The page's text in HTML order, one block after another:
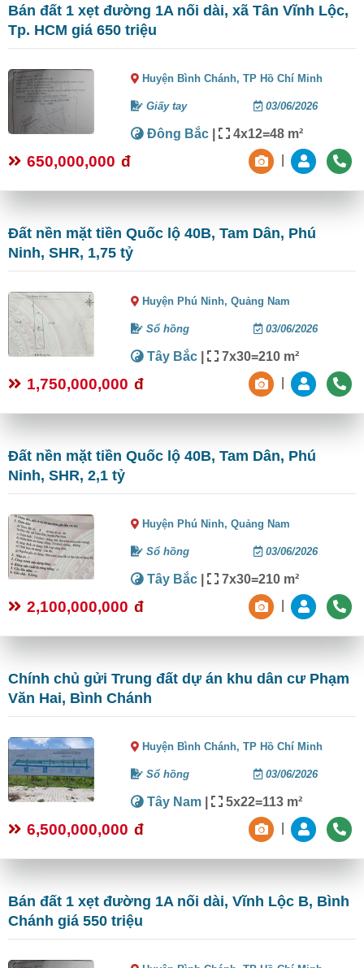
Bán đất 1 xẹt đường 1A nối dài, xã Tân Vĩnh Lộc,
Tp. HCM giá 650 triệu
Huyện Bình Chánh,TP Hồ Chí Minh
Giấy tay 03/06/2026
Đông Bắc | 4x12=48 m²
650,000,000 đ
Đất nền mặt tiền Quốc lộ 40B, Tam Dân, Phú
Ninh, SHR, 1,75 tỷ
Huyện Phú Ninh,Quảng Nam
Sổ hồng 03/06/2026
Tây Bắc | 7x30=210 m²
1,750,000,000 đ
Đất nền mặt tiền Quốc lộ 40B, Tam Dân, Phú
Ninh, SHR, 2,1 tỷ
Huyện Phú Ninh,Quảng Nam
Sổ hồng 03/06/2026
Tây Bắc | 7x30=210 m²
2,100,000,000 đ
Chính chủ gửi Trung đất dự án khu dân cư Phạm
Văn Hai, Bình Chánh
Huyện Bình Chánh,TP Hồ Chí Minh
Sổ hồng 03/06/2026
Tây Nam | 5x22=113 m²
6,500,000,000 đ
Bán đất 1 xẹt đường 1A nối dài, Vĩnh Lộc B, Bình
Chánh giá 550 triệu